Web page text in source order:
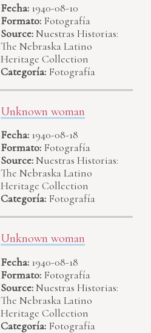
Fecha: 1940-08-10
Formato: Fotografía
Source:Nuestras Historias:
The Nebraska Latino
Heritage Collection
Categoría: Fotografía
Unknown woman
Fecha: 1940-08-18
Formato: Fotografía
Source:Nuestras Historias:
The Nebraska Latino
Heritage Collection
Categoría: Fotografía
Unknown woman
Fecha: 1940-08-18
Formato: Fotografía
Source:Nuestras Historias:
The Nebraska Latino
Heritage Collection
Categoría: Fotografía